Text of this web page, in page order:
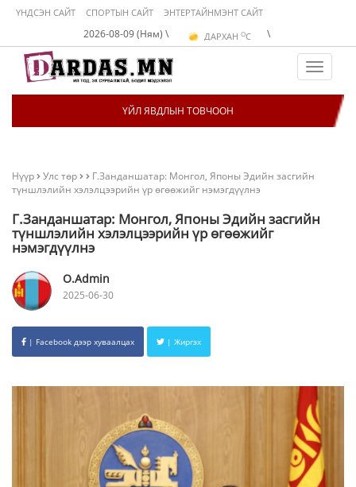
ҮНДСЭН САЙТ СПОРТЫН САЙТ ЭНТЕРТАЙНМЭНТ САЙТ
2026-08-09 (Ням) \ ДАРХАН OC
ЭРДЭНЭТ C
\
Toggle
ҮЙЛ ЯВДЛЫН ТОВЧООН
Нүүр Улс төр
Г.Занданшатар: Монгол, Японы Эдийн засгийн
түншлэлийн хэлэлцээрийн үр өгөөжийг нэмэгдүүлнэ
Г.Занданшатар: Монгол, Японы Эдийн засгийн
түншлэлийн хэлэлцээрийн үр өгөөжийг
нэмэгдүүлнэ
O.Admin
2025-06-30
| Facebook дээр хуваалцах | Жиргэх